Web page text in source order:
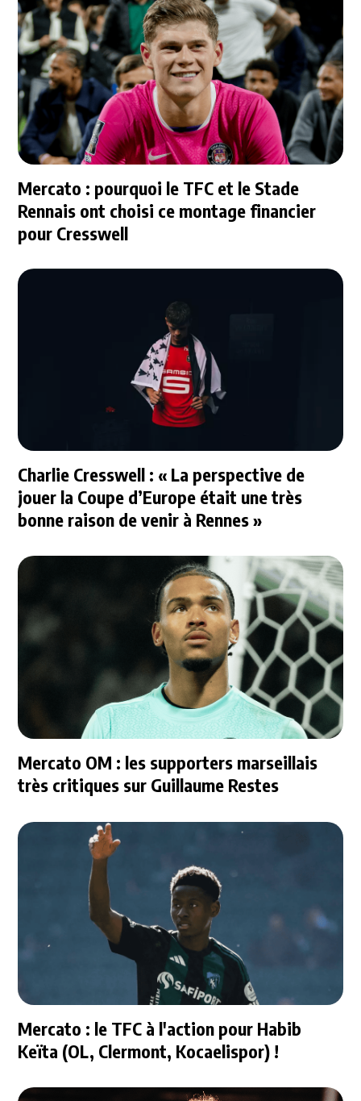
Mercato : pourquoi le TFC et le Stade
Rennais ont choisi ce montage financier
pour Cresswell
Charlie Cresswell : « La perspective de
jouer la Coupe d’Europe était une très
bonne raison de venir à Rennes »
Mercato OM : les supporters marseillais
très critiques sur Guillaume Restes
Mercato : le TFC à l'action pour Habib
Keïta (OL, Clermont, Kocaelispor) !